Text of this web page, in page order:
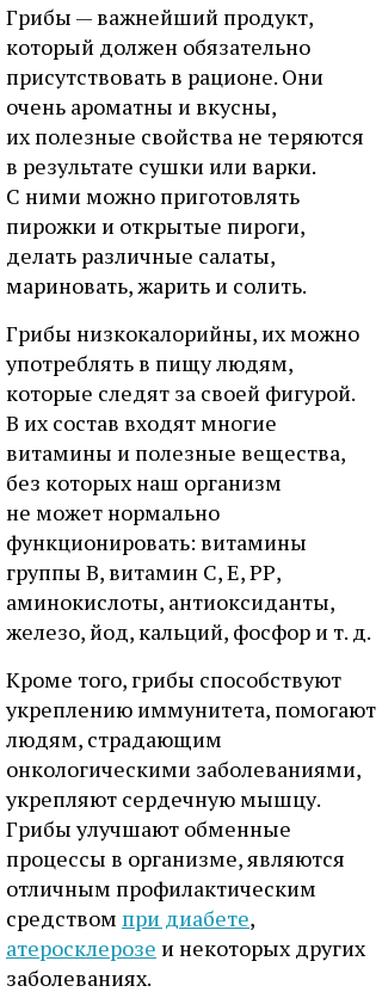
Грибы — важнейший продукт,
который должен обязательно
присутствовать в рационе. Они
очень ароматны и вкусны,
их полезные свойства не теряются
в результате сушки или варки.
С ними можно приготовлять
пирожки и открытые пироги,
делать различные салаты,
мариновать, жарить и солить.
Грибы низкокалорийны, их можно
употреблять в пищу людям,
которые следят за своей фигурой.
В их состав входят многие
витамины и полезные вещества,
без которых наш организм
не может нормально
функционировать: витамины
группы В, витамин С, Е, РР,
аминокислоты, антиоксиданты,
железо, йод, кальций, фосфор и т. д.
Кроме того, грибы способствуют
укреплению иммунитета, помогают
людям, страдающим
онкологическими заболеваниями,
укрепляют сердечную мышцу.
Грибы улучшают обменные
процессы в организме, являются
отличным профилактическим
средством при диабете,
атеросклерозе и некоторых других
заболеваниях.